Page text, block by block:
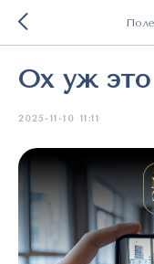
Ох уж это
2025-11-10 11:11